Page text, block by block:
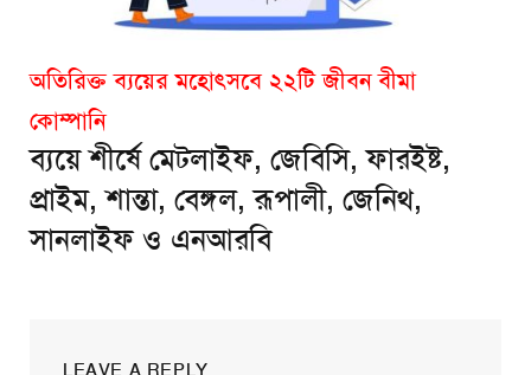
অতিরিক্ত ব্যয়ের মহোৎসবে ২২টি জীবন বীমা
কোম্পানি
ব্যয়ে শীর্ষে মেটলাইফ, জেবিসি, ফারইষ্ট,
প্রাইম, শান্তা, বেঙ্গল, রূপালী, জেনিথ,
সানলাইফ ও এনআরবি